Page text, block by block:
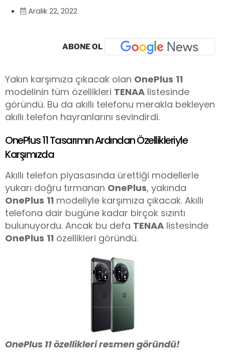
Aralık 22, 2022
ABONE OL
Yakın karşımıza çıkacak olan OnePlus 11
modelinin tüm özellikleri TENAA listesinde
göründü. Bu da akıllı telefonu merakla bekleyen
akıllı telefon hayranlarını sevindirdi.
OnePlus 11 Tasarımın Ardından Özellikleriyle
Karşımızda
Akıllı telefon piyasasında ürettiği modellerle
yukarı doğru tırmanan OnePlus, yakında
OnePlus 11 modeliyle karşımıza çıkacak. Akıllı
telefona dair bugüne kadar birçok sızıntı
bulunuyordu. Ancak bu defa TENAA listesinde
OnePlus 11 özellikleri göründü.
OnePlus 11 özellikleri resmen göründü!